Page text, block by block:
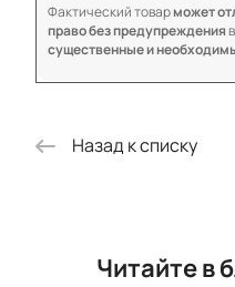
Фактический товарможет
право без предупреждения
существенные и
Назад к списку
Читайте в